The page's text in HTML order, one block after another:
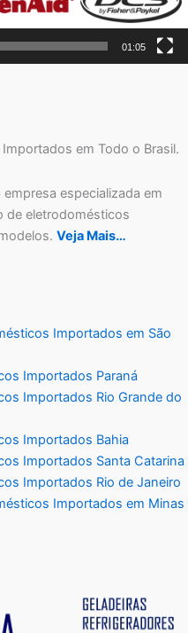
01:05
em Todo o Brasil.
especializada em
de eletrodomésticos
Veja Mais…
Importados em São
Importados Paraná
Importados Rio Grande do
Importados Bahia
Importados Santa Catarina
Importados Rio de Janeiro
Importados em Minas